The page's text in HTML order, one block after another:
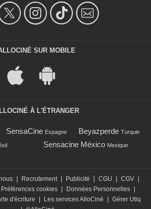
SUR MOBILE
À L'ÉTRANGER
SensaCine Espagne Beyazperde Turquie
Sensacine México Mexique
| Recrutement | Publicité | CGU | CGV |
Préférences cookies | Données Personnelles |
d'écriture | Les services AlloCiné | Gérer Utiq